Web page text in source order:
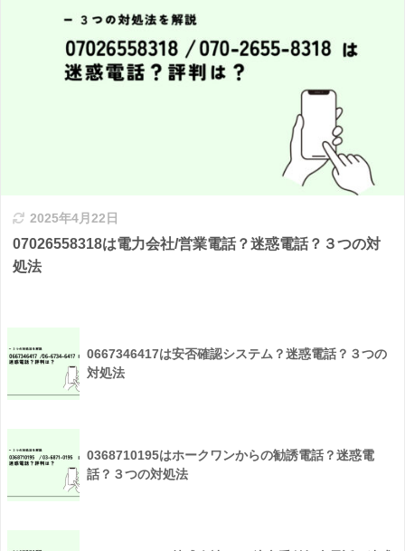
2025年4月22日
07026558318は電力会社/営業電話？迷惑電話？３つの対
処法
0667346417は安否確認システム？迷惑電話？３つの
対処法
0368710195はホークワンからの勧誘電話？迷惑電
話？３つの対処法